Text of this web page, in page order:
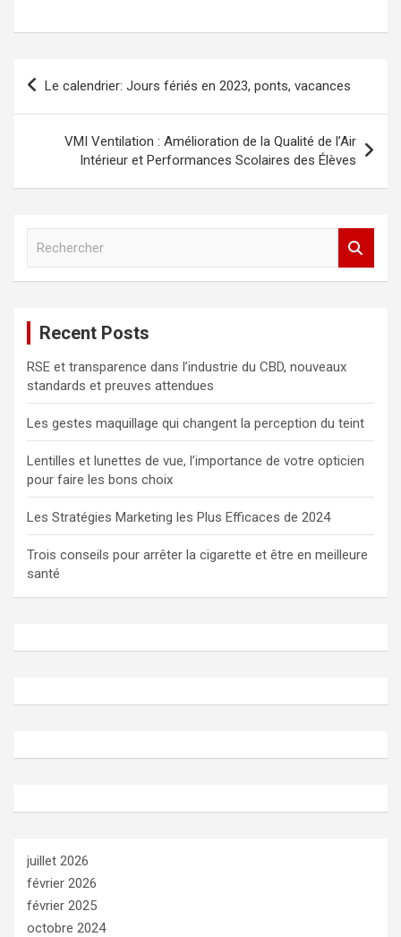
Navigation
Le calendrier: Jours fériés en 2023, ponts, vacances
VMI Ventilation : Amélioration de la Qualité de l’Air
Intérieur et Performances Scolaires des Élèves
c
h
e
r
Recent Posts
RSE et transparence dans l’industrie du CBD, nouveaux
standards et preuves attendues
Les gestes maquillage qui changent la perception du teint
Lentilles et lunettes de vue, l’importance de votre opticien
pour faire les bons choix
Les Stratégies Marketing les Plus Efficaces de 2024
Trois conseils pour arrêter la cigarette et être en meilleure
santé
juillet 2026
février 2026
février 2025
octobre 2024